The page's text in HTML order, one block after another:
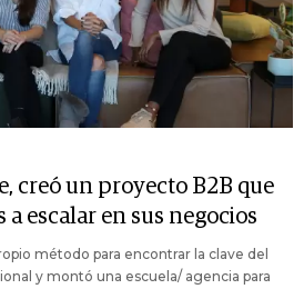
creó un proyecto B2B que
a escalar en sus negocios
método para encontrar la clave del
y montó una escuela/ agencia para